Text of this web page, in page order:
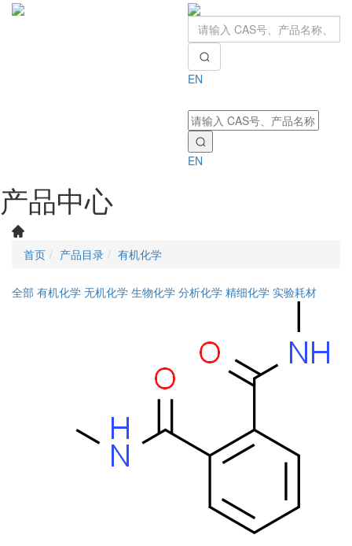
EN
EN
产品中心
首页 产品目录 有机化学
全部 有机化学 无机化学 生物化学 分析化学 精细化学 实验耗材